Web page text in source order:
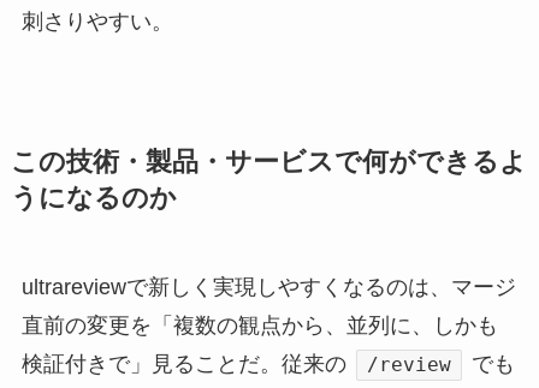
刺さりやすい。
この技術・製品・サービスで何ができるよ
うになるのか
ultrareviewで新しく実現しやすくなるのは、マージ
直前の変更を「複数の観点から、並列に、しかも
検証付きで」見ることだ。従来の
/review
でも